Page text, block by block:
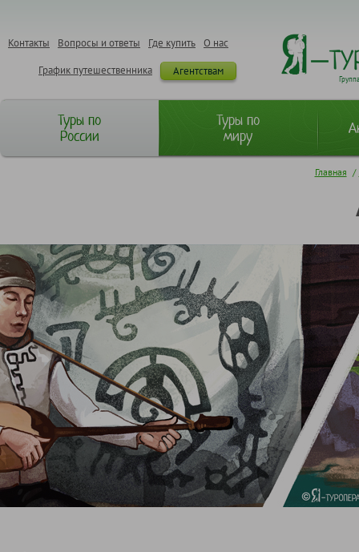
О нас
Где купить
Вопросы и ответы
Контакты
Агентствам
График путешественника
Туры по
России
Туры по
миру
Главная /